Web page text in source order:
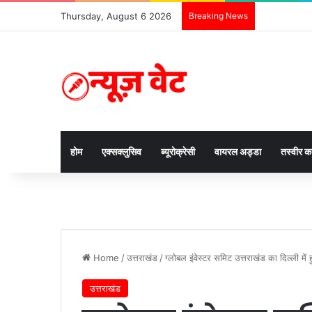
Thursday, August 6 2026 Breaking News
होम एक्सक्लुसिव ब्यूरोक्रेसी वायरल अड्डा तस्वीर
Home /उत्तराखंड /ग्लोबल इंवेस्टर समिट उत्तराखंड का दिल्ली
उत्तराखंड